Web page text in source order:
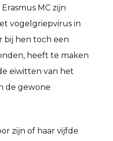
MC zijn
vogelgriepvirus in
bij hen toch een
heeft te maken
eiwitten van het
de gewone
zijn of haar vijfde